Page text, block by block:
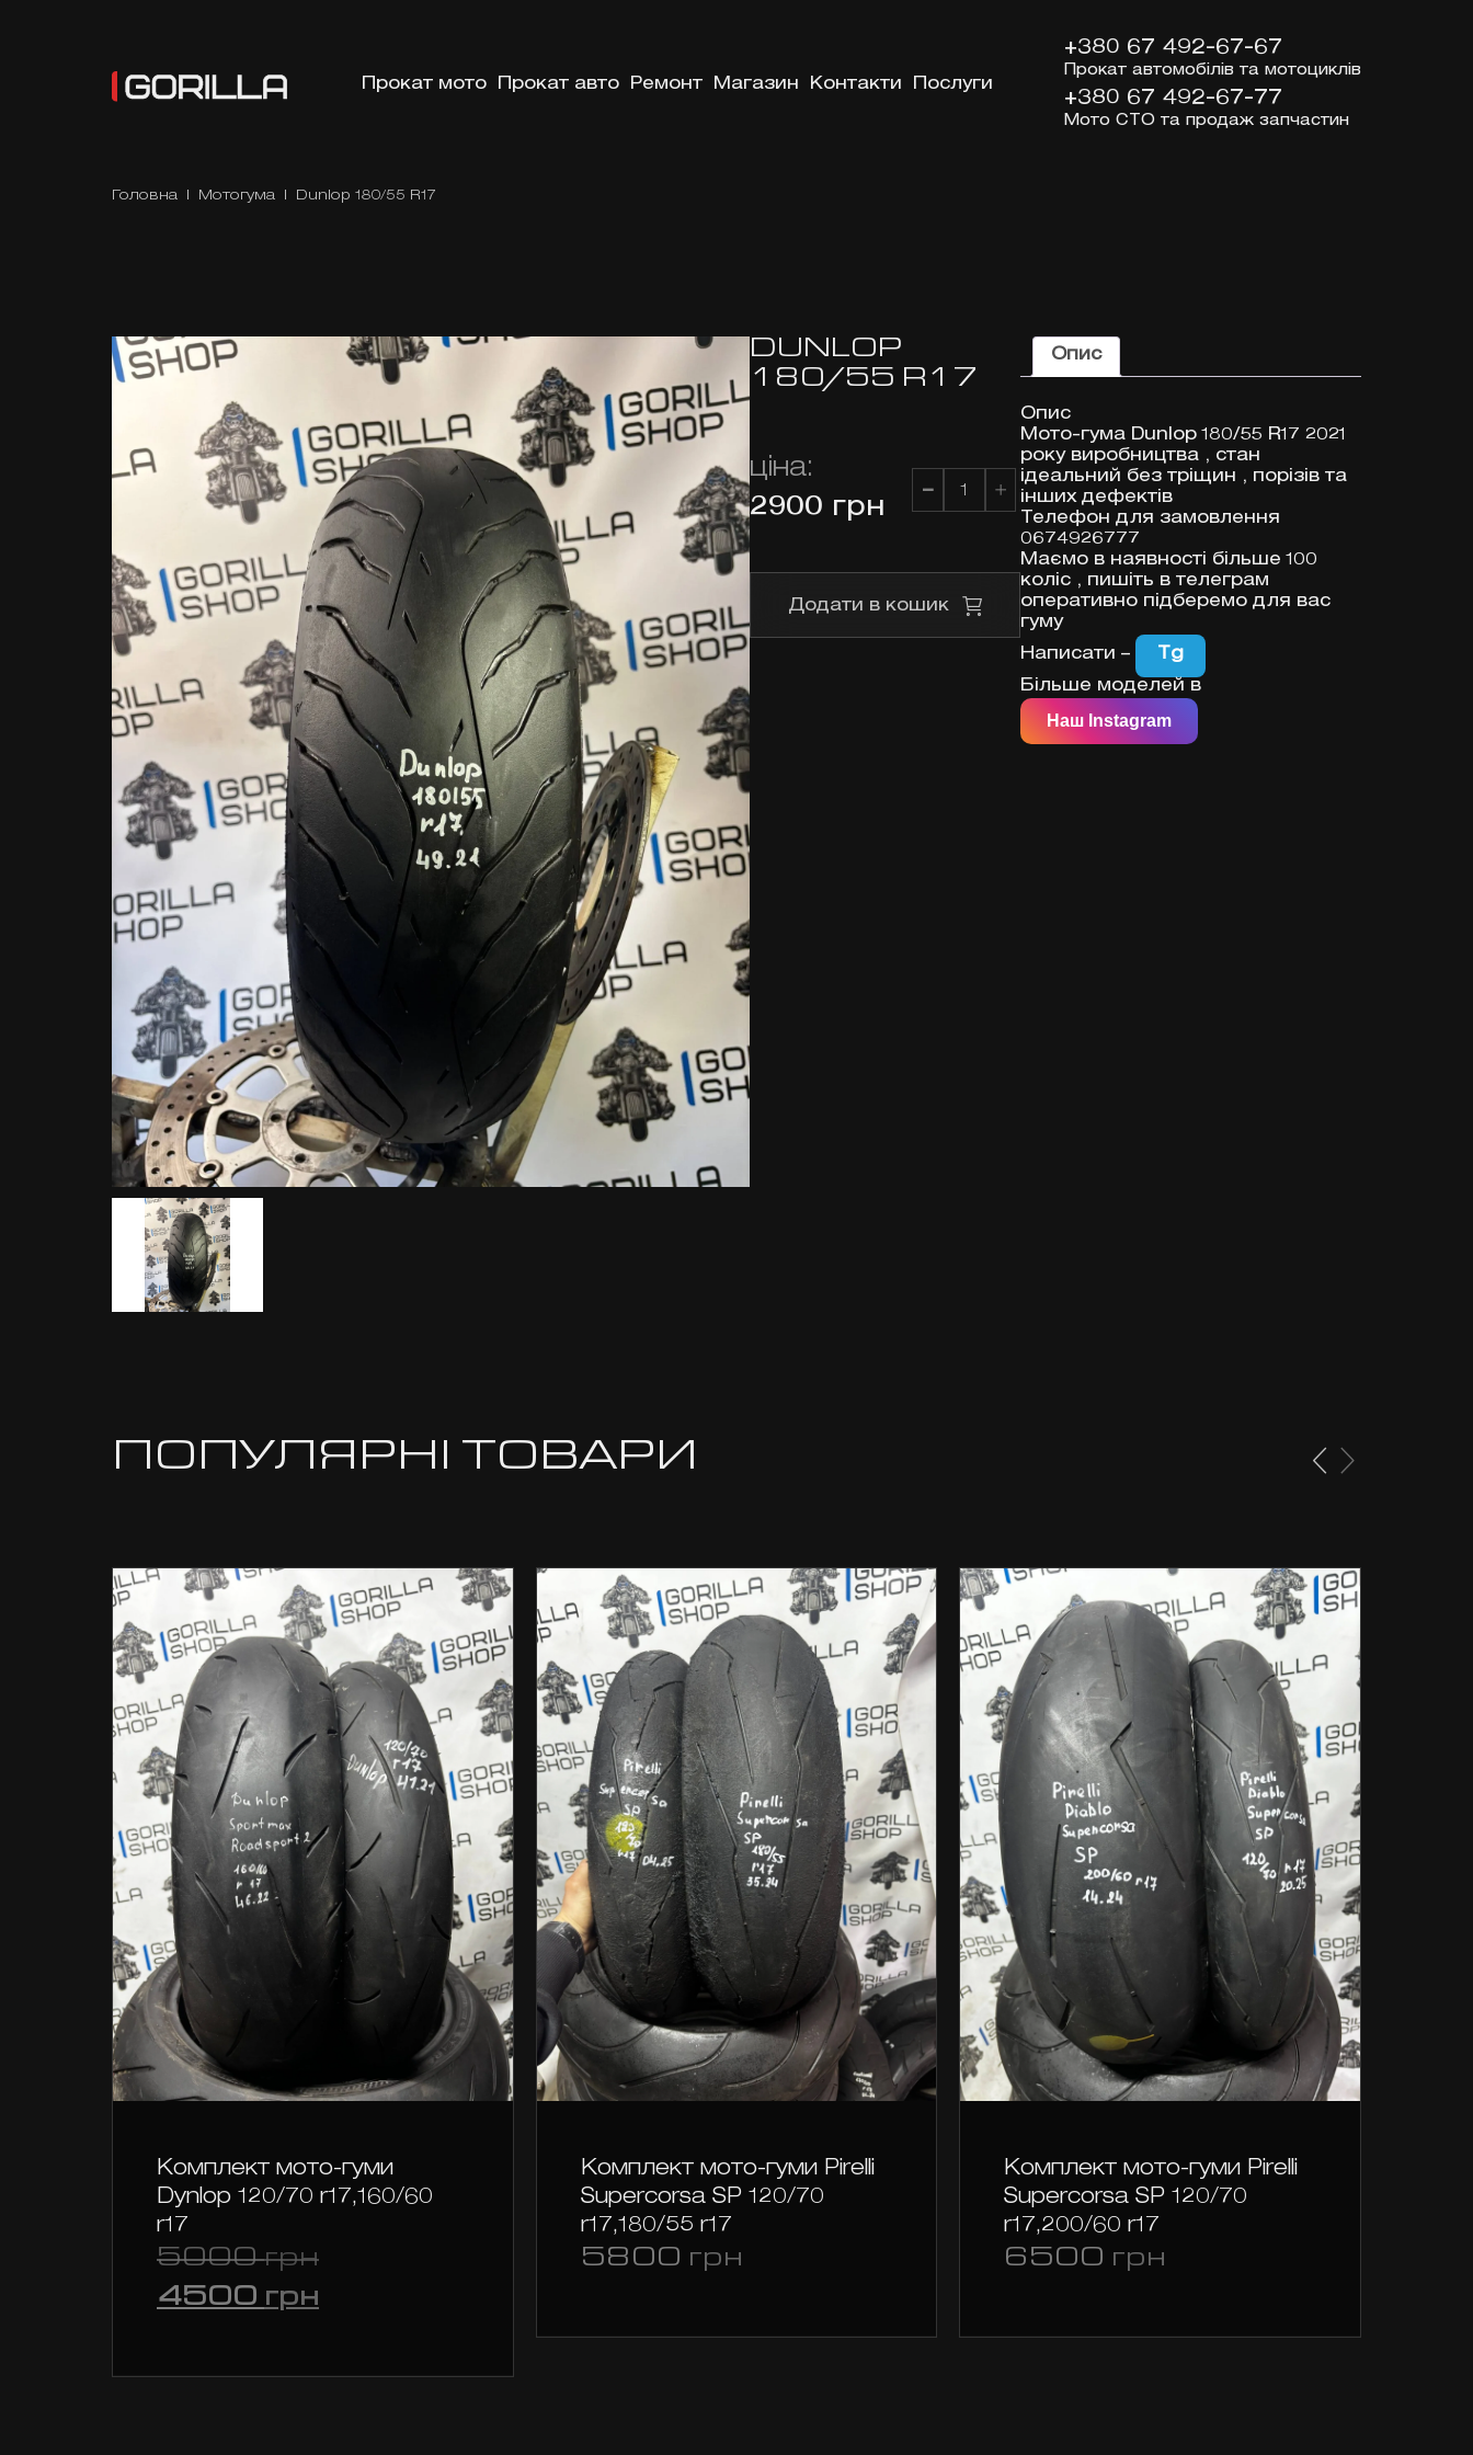
Прокат мото Прокат авто Ремонт Магазин Контакти Послуги
+380 67 492-67-67
Прокат автомобілів та мотоциклів
+380 67 492-67-77
Мото СТО та продаж запчастин
Головна | Мотогума | Dunlop 180/55 R17
DUNLOP
180/55 R17
ціна:
2900 грн
Dunlop
180/55
Додати в кошик
Опис
Опис
Мото-гума Dunlop 180/55 R17 2021
року виробництва , стан
ідеальний без тріщин , порізів та
інших дефектів
Телефон для замовлення
0674926777
Маємо в наявності більше 100
коліс , пишіть в телеграм
оперативно підберемо для вас
гуму
Написати –
Tg
Більше моделей в
Наш Instagram
ПОПУЛЯРНІ ТОВАРИ
Комплект мото-гуми
Dynlop 120/70 r17,160/60
r17
5000грнОригінальна
4500грн
4500 грн.
Комплект мото-гуми Pirelli
Supercorsa SP 120/70
r17,180/55 r17
5800 грн
Комплект мото-гуми Pirelli
Supercorsa SP 120/70
r17,200/60 r17
6500 грн